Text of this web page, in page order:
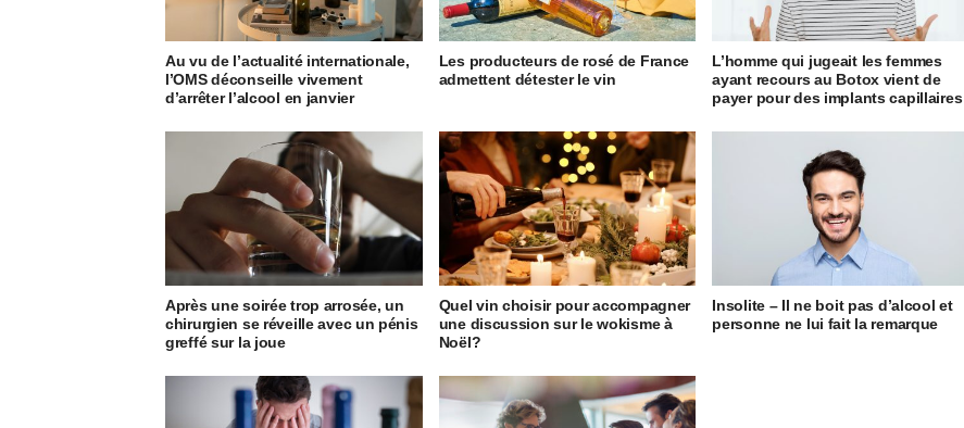
Au vu de l’actualité internationale,
l’OMS déconseille vivement
d’arrêter l’alcool en janvier
Les producteurs de rosé de France
admettent détester le vin
L’homme qui jugeait les femmes
ayant recours au Botox vient de
payer pour des implants capillaires
Après une soirée trop arrosée, un
chirurgien se réveille avec un pénis
greffé sur la joue
Quel vin choisir pour accompagner
une discussion sur le wokisme à
Noël?
Insolite – Il ne boit pas d’alcool et
personne ne lui fait la remarque